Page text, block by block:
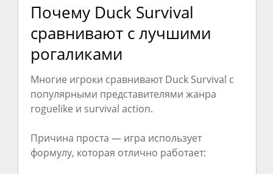
Почему Duck Survival
сравнивают с лучшими
рогаликами
Многие игроки сравнивают Duck Survival с
популярными представителями жанра
roguelike и survival action.
Причина проста — игра использует
формулу, которая отлично работает: